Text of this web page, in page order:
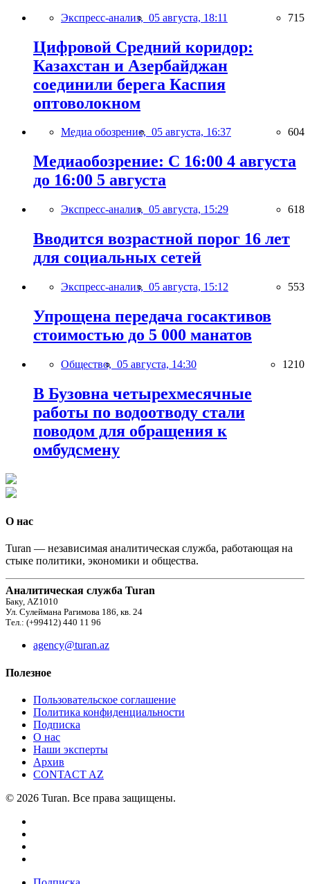
Экспресс-анализ, 05 августа, 18:11 715
Цифровой Средний коридор:
Казахстан и Азербайджан
соединили берега Каспия
оптоволокном
Медиа обозрение, 05 августа, 16:37 604
Медиаобозрение: С 16:00 4 августа
до 16:00 5 августа
Экспресс-анализ, 05 августа, 15:29 618
Вводится возрастной порог 16 лет
для социальных сетей
Экспресс-анализ, 05 августа, 15:12 553
Упрощена передача госактивов
стоимостью до 5 000 манатов
Общество, 05 августа, 14:30 1210
В Бузовна четырехмесячные
работы по водоотводу стали
поводом для обращения к
омбудсмену
О нас
Turan — независимая аналитическая служба, работающая на
стыке политики, экономики и общества.
Аналитическая служба Turan
Баку, AZ1010
Ул. Сулеймана Рагимова 186, кв. 24
Тел.: (+99412) 440 11 96
agency@turan.az
Полезное
Пользовательское соглашение
Политика конфиденциальности
Подписка
О нас
Наши эксперты
Архив
CONTACT AZ
© 2026 Turan. Все права защищены.